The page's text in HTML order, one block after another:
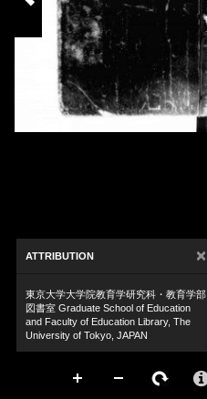
ATTRIBUTION ×
東京大学大学院教育学研究科・教育学部
図書室 Graduate School of Education
and Faculty of Education Library, The
University of Tokyo, JAPAN